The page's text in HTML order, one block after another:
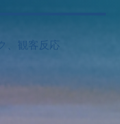
、観客反応